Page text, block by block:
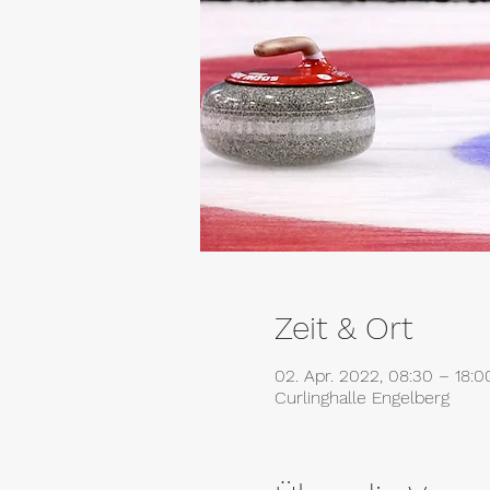
Zeit & Ort
02. Apr. 2022, 08:30 –
Curlinghalle Engelberg